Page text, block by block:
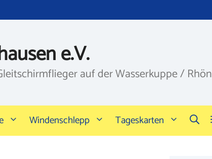
e.V.
auf der Wasserkuppe / Rhön
Windenschlepp Tageskarten